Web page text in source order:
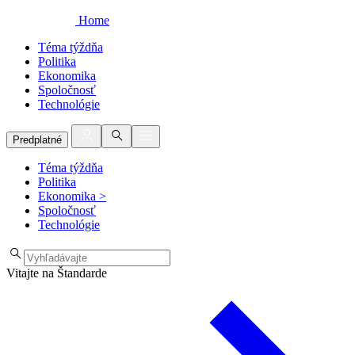
Home
Téma týždňa
Politika
Ekonomika
Spoločnosť
Technológie
Predplatné
Téma týždňa
Politika
Ekonomika >
Spoločnosť
Technológie
Vitajte na Štandarde